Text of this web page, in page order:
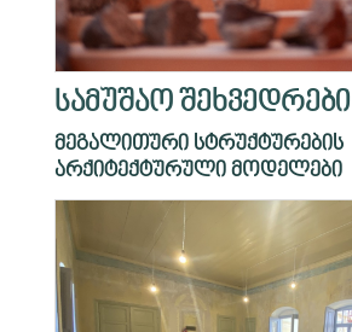
სამუშაო შეხვედრები
მეგალითური სტრუქტურების
არქიტექტურული მოდელები